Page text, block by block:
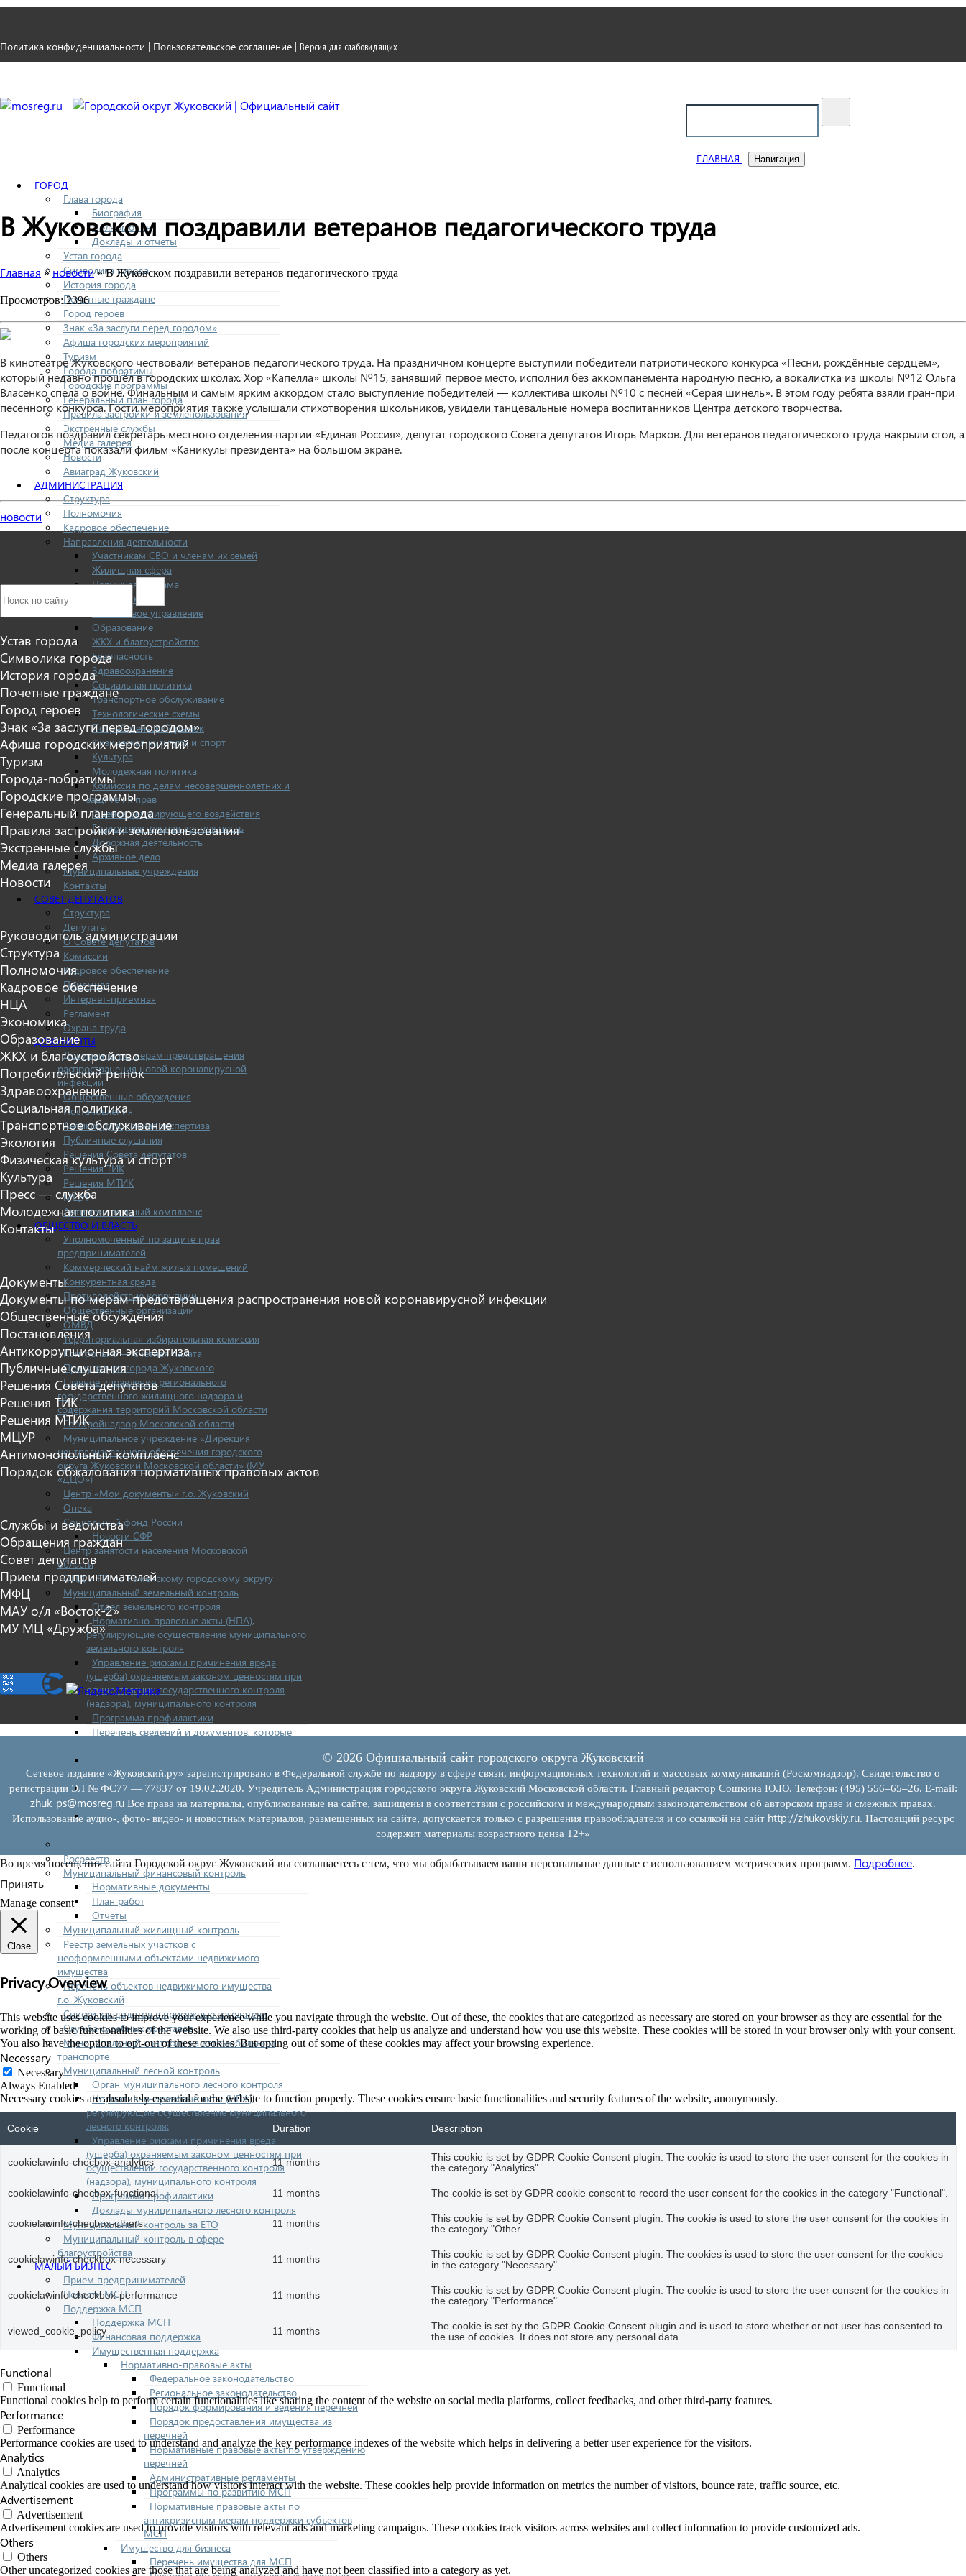
Политика конфиденциальности | Пользовательское соглашение | Версия для слабовидящих
ГЛАВНАЯ Навигация
ГОРОД
Глава города
Биография
Полномочия
Доклады и отчеты
Устав города
Символика города
История города
Почетные граждане
Город героев
Знак «За заслуги перед городом»
Афиша городских мероприятий
Туризм
Города-побратимы
Городские программы
Генеральный план города
Правила застройки и землепользования
Экстренные службы
Медиа галерея
Новости
Авиаград Жуковский
АДМИНИСТРАЦИЯ
Структура
Полномочия
Кадровое обеспечение
Направления деятельности
Участникам СВО и членам их семей
Жилищная сфера
Наружная реклама
Экономика
Финансовое управление
Образование
ЖКХ и благоустройство
Безопасность
Здравоохранение
Социальная политика
Транспортное обслуживание
Технологические схемы
Потребительский рынок
Физическая культура и спорт
Культура
Молодежная политика
Комиссия по делам несовершеннолетних и
защите их прав
Оценка регулирующего воздействия
Градостроительная деятельность
Дорожная деятельность
Архивное дело
Муниципальные учреждения
Контакты
СОВЕТ ДЕПУТАТОВ
Структура
Депутаты
О Совете депутатов
Комиссии
Кадровое обеспечение
Приемная
Интернет-приемная
Регламент
Охрана труда
ДОКУМЕНТЫ
Документы по мерам предотвращения
распространения новой коронавирусной
инфекции
Общественные обсуждения
Постановления
Антикоррупционная экспертиза
Публичные слушания
Решения Совета депутатов
Решения ТИК
Решения МТИК
МЦУР
Антимонопольный комплаенс
ОБЩЕСТВО И ВЛАСТЬ
Уполномоченный по защите прав
предпринимателей
Коммерческий найм жилых помещений
Конкурентная среда
Противодействие коррупции
Общественные организации
ОМВД
Территориальная избирательная комиссия
Контрольно — счетная палата
Прокуратура города Жуковского
Главное управление регионального
государственного жилищного надзора и
содержания территорий Московской области
Госстройнадзор Московской области
Муниципальное учреждение «Дирекция
централизованного обеспечения городского
округа Жуковский Московской области» (МУ
«ДЦО»)
Центр «Мои документы» г.о. Жуковский
Опека
Социальный фонд России
Новости СФР
Центр занятости населения Московской
области
ОНД и ПР по Раменскому городскому округу
Муниципальный земельный контроль
Отдел земельного контроля
Нормативно-правовые акты (НПА),
регулирующие осуществление муниципального
земельного контроля
Управление рисками причинения вреда
(ущерба) охраняемым законом ценностям при
осуществлении государственного контроля
(надзора), муниципального контроля
Программа профилактики
Перечень сведений и документов, которые
контроля
Проекты нормативно-правовых актов отдела
земельного контроля
Иные сведения о работе отдела земельного
Росреестр
Муниципальный финансовый контроль
Нормативные документы
План работ
Отчеты
Муниципальный жилищный контроль
Реестр земельных участков с
неоформленными объектами недвижимого
имущества
Перечень объектов недвижимого имущества
г.о. Жуковский
Списки кандидатов в присяжные заседатели
Служба судебных приставов
Муниципальный контроль на автомобильном
транспорте
Муниципальный лесной контроль
Орган муниципального лесного контроля
Нормативно-правовые акты (НПА),
регулирующие осуществление муниципального
лесного контроля:
Управление рисками причинения вреда
(ущерба) охраняемым законом ценностям при
осуществлении государственного контроля
(надзора), муниципального контроля
Программа профилактики
Доклады муниципального лесного контроля
Муниципальный контроль за ЕТО
Муниципальный контроль в сфере
благоустройства
МАЛЫЙ БИЗНЕС
Прием предпринимателей
Новости МСП
Поддержка МСП
Поддержка МСП
Финансовая поддержка
Имущественная поддержка
Нормативно-правовые акты
Федеральное законодательство
Региональное законодательство
Порядок формирования и ведения перечней
Порядок предоставления имущества из
перечней
Нормативные правовые акты по утверждению
перечней
Административные регламенты
Программы по развитию МСП
Нормативные правовые акты по
антикризисным мерам поддержки субъектов
МСП
Имущество для бизнеса
Перечень имущества для МСП
В Жуковском поздравили ветеранов педагогического труда
Главная » новости» В Жуковском поздравили ветеранов педагогического труда
Просмотров: 2396
В кинотеатре Жуковского чествовали ветеранов педагогического труда. На праздничном концерте выступили победители патриотического конкурса «Песни, рождённые сердцем»,
который недавно прошёл в городских школах. Хор «Капелла» школы №15, занявший первое место, исполнил без аккомпанемента народную песню, а вокалистка из школы №12 Ольга
Власенко спела о войне. Финальным и самым ярким аккордом стало выступление победителей — коллектива школы №10 с песней «Серая шинель». В этом году ребята взяли гран-при
песенного конкурса. Гости мероприятия также услышали стихотворения школьников, увидели танцевальные номера воспитанников Центра детского творчества.
Педагогов поздравил секретарь местного отделения партии «Единая Россия», депутат городского Совета депутатов Игорь Марков. Для ветеранов педагогического труда накрыли стол, а
после концерта показали фильм «Каникулы президента» на большом экране.
новости
Устав города
Символика города
История города
Почетные граждане
Город героев
Знак «За заслуги перед городом»
Афиша городских мероприятий
Туризм
Города-побратимы
Городские программы
Генеральный план города
Правила застройки и землепользования
Экстренные службы
Медиа галерея
Новости
Руководитель администрации
Структура
Полномочия
Кадровое обеспечение
НЦА
Экономика
Образование
ЖКХ и благоустройство
Потребительский рынок
Здравоохранение
Социальная политика
Транспортное обслуживание
Экология
Физическая культура и спорт
Культура
Пресс — служба
Молодежная политика
Контакты
Документы
Документы по мерам предотвращения распространения новой коронавирусной инфекции
Общественные обсуждения
Постановления
Антикоррупционная экспертиза
Публичные слушания
Решения Совета депутатов
Решения ТИК
Решения МТИК
МЦУР
Антимонопольный комплаенс
Порядок обжалования нормативных правовых актов
Службы и ведомства
Обращения граждан
Совет депутатов
Прием предпринимателей
МФЦ
МАУ о/л «Восток-2»
МУ МЦ «Дружба»
© 2026 Официальный сайт городского округа Жуковский
Сетевое издание «Жуковский.ру» зарегистрировано в Федеральной службе по надзору в сфере связи, информационных технологий и массовых коммуникаций (Роскомнадзор). Свидетельство о
регистрации ЭЛ № ФС77 — 77837 от 19.02.2020. Учредитель Администрация городского округа Жуковский Московской области. Главный редактор Сошкина Ю.Ю. Телефон: (495) 556–65–26. E‑mail:
zhuk_ps@mosreg.ru Все права на материалы, опубликованные на сайте, защищены в соответствии с российским и международным законодательством об авторском праве и смежных правах.
Использование аудио-, фото- видео- и новостных материалов, размещенных на сайте, допускается только с разрешения правообладателя и со ссылкой на сайт http://zhukovskiy.ru. Настоящий ресурс
содержит материалы возрастного ценза 12+»
Во время посещения сайта Городской округ Жуковский вы соглашаетесь с тем, что мы обрабатываем ваши персональные данные с использованием метрических программ. Подробнее.
Принять
Manage consent
Close
Privacy Overview
This website uses cookies to improve your experience while you navigate through the website. Out of these, the cookies that are categorized as necessary are stored on your browser as they are essential for the
working of basic functionalities of the website. We also use third-party cookies that help us analyze and understand how you use this website. These cookies will be stored in your browser only with your consent.
You also have the option to opt-out of these cookies. But opting out of some of these cookies may affect your browsing experience.
Necessary
Necessary
Always Enabled
Necessary cookies are absolutely essential for the website to function properly. These cookies ensure basic functionalities and security features of the website, anonymously.
Cookie Duration Description
cookielawinfo-checbox-analytics 11 months
This cookie is set by GDPR Cookie Consent plugin. The cookie is used to store the user consent for the cookies in
the category "Analytics".
cookielawinfo-checbox-functional 11 months The cookie is set by GDPR cookie consent to record the user consent for the cookies in the category "Functional".
cookielawinfo-checbox-others 11 months
This cookie is set by GDPR Cookie Consent plugin. The cookie is used to store the user consent for the cookies in
the category "Other.
cookielawinfo-checkbox-necessary 11 months
This cookie is set by GDPR Cookie Consent plugin. The cookies is used to store the user consent for the cookies
in the category "Necessary".
cookielawinfo-checkbox-performance 11 months
This cookie is set by GDPR Cookie Consent plugin. The cookie is used to store the user consent for the cookies in
the category "Performance".
viewed_cookie_policy 11 months
The cookie is set by the GDPR Cookie Consent plugin and is used to store whether or not user has consented to
the use of cookies. It does not store any personal data.
Functional
Functional
Functional cookies help to perform certain functionalities like sharing the content of the website on social media platforms, collect feedbacks, and other third-party features.
Performance
Performance
Performance cookies are used to understand and analyze the key performance indexes of the website which helps in delivering a better user experience for the visitors.
Analytics
Analytics
Analytical cookies are used to understand how visitors interact with the website. These cookies help provide information on metrics the number of visitors, bounce rate, traffic source, etc.
Advertisement
Advertisement
Advertisement cookies are used to provide visitors with relevant ads and marketing campaigns. These cookies track visitors across websites and collect information to provide customized ads.
Others
Others
Other uncategorized cookies are those that are being analyzed and have not been classified into a category as yet.